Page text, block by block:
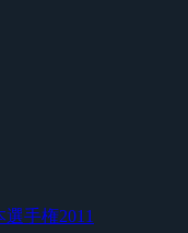
選手権2011